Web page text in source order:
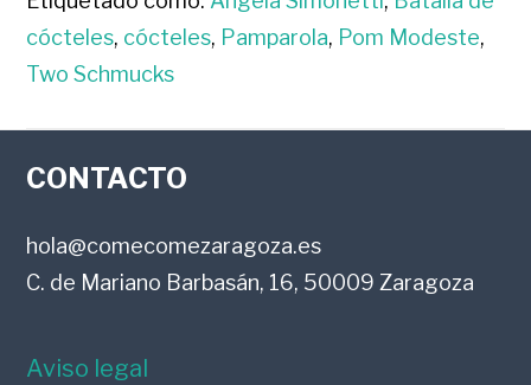
cócteles, cócteles, Pamparola, Pom Modeste,
Two Schmucks
FOOTER
CONTACTO
hola@comecomezaragoza.es
C. de Mariano Barbasán, 16, 50009 Zaragoza
Aviso legal